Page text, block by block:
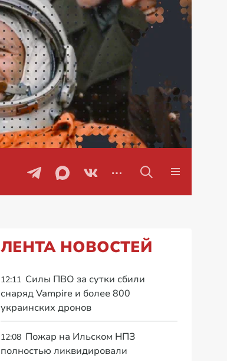
Проблемы с бензином в
ЛЕНТА НОВОСТЕЙ
12:11 Силы ПВО за сутки сбили
снаряд Vampire и более 800
украинских дронов
12:08 Пожар на Ильском НПЗ
полностью ликвидировали